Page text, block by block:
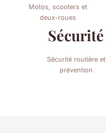
Motos, scooters et
deux-roues
Sécurité
Sécurité routière et
prévention